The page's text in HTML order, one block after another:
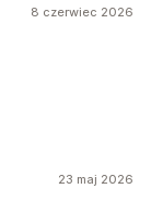
8 czerwiec 2026
23 maj 2026